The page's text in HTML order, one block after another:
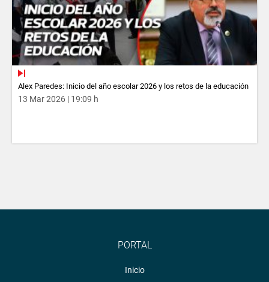
Alex Paredes: Inicio del año escolar 2026 y los retos de la educación
13 Mar 2026 | 19:09 h
PORTAL
Inicio